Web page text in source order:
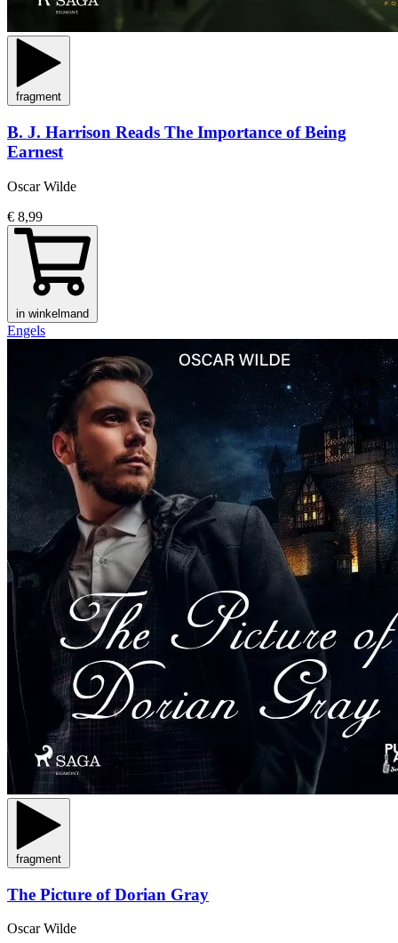
fragment
B. J. Harrison Reads The Importance of Being
Earnest
Oscar Wilde
€ 8,99
in winkelmand
Engels
fragment
The Picture of Dorian Gray
Oscar Wilde